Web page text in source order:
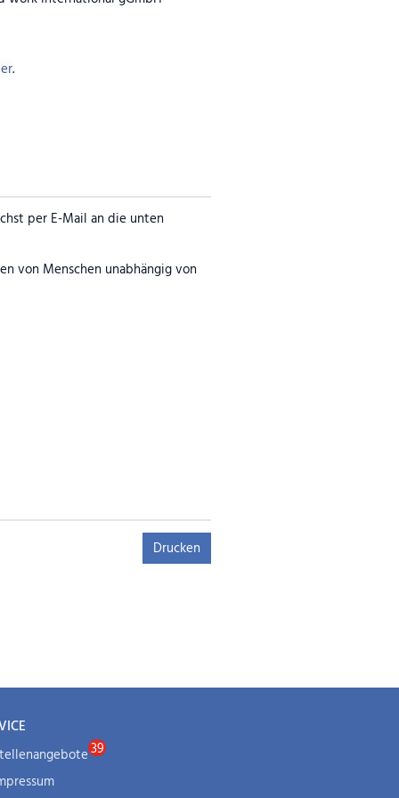
.
per E-Mail an die unten
von Menschen unabhängig von
Drucken